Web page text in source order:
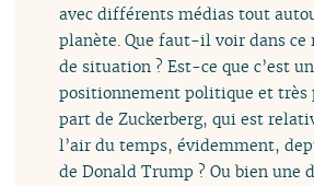
avec différents médias tout
planète. Que faut-il voir dans ce
de situation ? Est-ce que c’est
positionnement politique et très
part de Zuckerberg, qui est
l’air du temps, évidemment,
de Donald Trump ? Ou bien une